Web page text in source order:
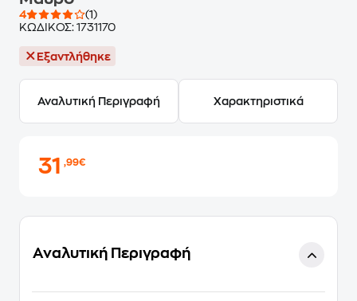
4
(1)
ΚΩΔΙΚΟΣ: 1731170
Εξαντλήθηκε
Αναλυτική Περιγραφή Χαρακτηριστικά
31,99€
Αναλυτική Περιγραφή